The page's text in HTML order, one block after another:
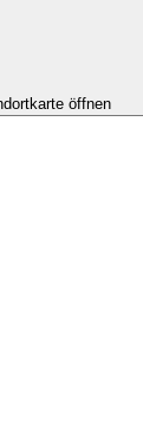
öffnen